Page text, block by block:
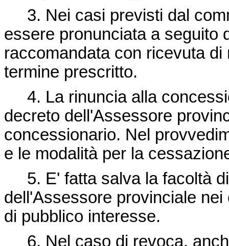
3. Nei casi previsti dal
essere pronunciata a seguito
raccomandata con ricevuta
termine prescritto.
4. La rinuncia alla
decreto dell'Assessore
concessionario. Nel
e le modalità per la
5. E' fatta salva la facoltà
dell'Assessore provinciale
di pubblico interesse.
6. Nel caso di revoca,